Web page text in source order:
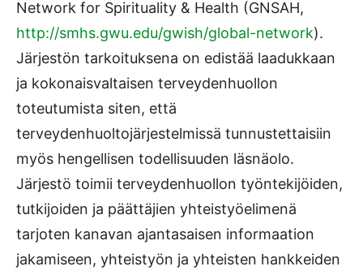
Network for Spirituality & Health (GNSAH,
http://smhs.gwu.edu/gwish/global-network).
Järjestön tarkoituksena on edistää laadukkaan
ja kokonaisvaltaisen terveydenhuollon
toteutumista siten, että
terveydenhuoltojärjestelmissä tunnustettaisiin
myös hengellisen todellisuuden läsnäolo.
Järjestö toimii terveydenhuollon työntekijöiden,
tutkijoiden ja päättäjien yhteistyöelimenä
tarjoten kanavan ajantasaisen informaation
jakamiseen, yhteistyön ja yhteisten hankkeiden